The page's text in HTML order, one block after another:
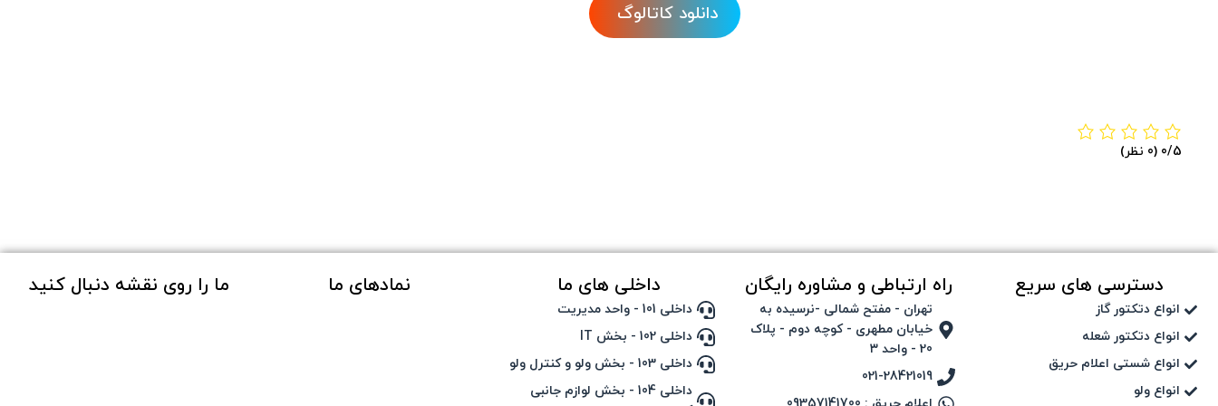
دانلود کاتالوگ
‫0/5 ‫(0 نظر)
دسترسی های سریع
انواع دتکتور گاز
انواع دتکتور شعله
انواع شستی اعلام حریق
انواع ولو
راه ارتباطی و مشاوره رایگان
تهران - مفتح شمالی -نرسیده به
خیابان مطهری - کوچه دوم - پلاک
20 - واحد ۳
021-28421019
داخلی های ما
داخلی 101 - واحد مدیریت
داخلی 102 - بخش IT
داخلی 103 - بخش ولو و کنترل ولو
داخلی 104 - بخش لوازم جانبی
نمادهای ما ما را روی نقشه دنبال کنید